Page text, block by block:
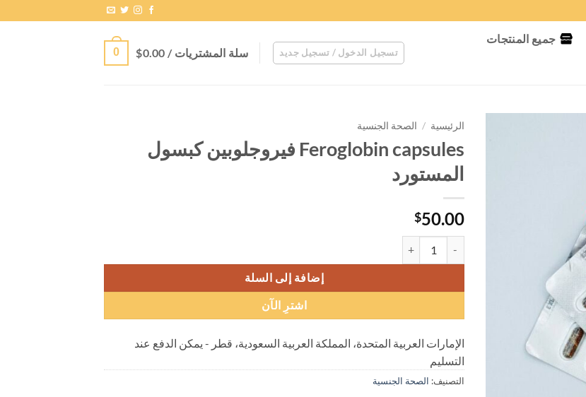
جميع المنتجات
تسجيل الدخول / تسجيل جديد سلة المشتريات / $0.00
0
الرئيسية / الصحة الجنسية
Feroglobin capsules فيروجلوبين كبسول
المستورد
$50.00
إضافة إلى السلة
اشترِ الآن
الإمارات العربية المتحدة، المملكة العربية السعودية، قطر - يمكن الدفع عند
التسليم
التصنيف: الصحة الجنسية